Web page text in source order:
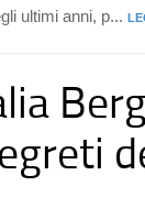
ultimi anni, p...